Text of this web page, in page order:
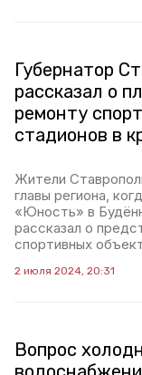
Губернатор
рассказал о
ремонту
стадионов в
Жители
главы региона,
«Юность» в
рассказал о
спортивных
2 июля 2024, 20:31
Вопрос